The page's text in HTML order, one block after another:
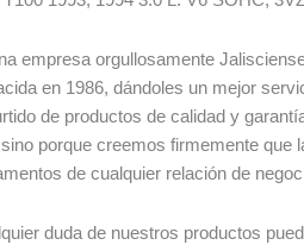
empresa orgullosamente
en 1986, dándoles un mejor
de productos de calidad y
porque creemos firmemente que
de cualquier relación de
duda de nuestros productos